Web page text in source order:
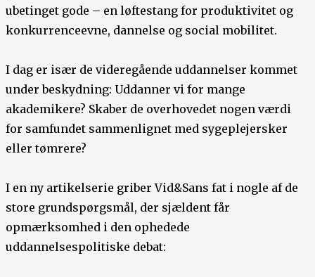
ubetinget gode – en løftestang for produktivitet og
konkurrenceevne, dannelse og social mobilitet.
I dag er især de videregående uddannelser kommet
under beskydning: Uddanner vi for mange
akademikere? Skaber de overhovedet nogen værdi
for samfundet sammenlignet med sygeplejersker
eller tømrere?
I en ny artikelserie griber Vid&Sans fat i nogle af de
store grundspørgsmål, der sjældent får
opmærksomhed i den ophedede
uddannelsespolitiske debat: